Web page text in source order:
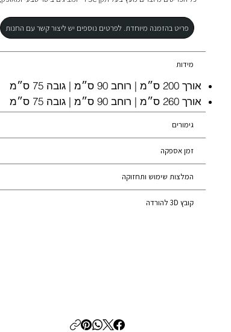
להרשים גם את העין הביקורתית ביותר.
פריט בהזמנה מיוחדת. לפרטים נוספים יש ליצור קשר עם החנות
מידות
אורך 200 ס״מ | רוחב 90 ס״מ | גובה 75 ס״מ
אורך 260 ס״מ | רוחב 90 ס״מ | גובה 75 ס״מ
גימורים
זמן אספקה
המלצות שימוש ותחזוקה
קובץ 3D להורדה